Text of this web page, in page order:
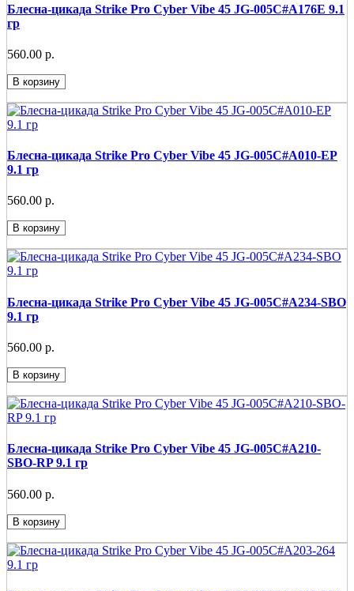
Блесна-цикада Strike Pro Cyber Vibe 45 JG-005C#A176E 9.1
гр
560.00 р.
В корзину
Блесна-цикада Strike Pro Cyber Vibe 45 JG-005C#A010-EP
9.1 гр
560.00 р.
В корзину
Блесна-цикада Strike Pro Cyber Vibe 45 JG-005C#A234-SBO
9.1 гр
560.00 р.
В корзину
Блесна-цикада Strike Pro Cyber Vibe 45 JG-005C#A210-
SBO-RP 9.1 гр
560.00 р.
В корзину